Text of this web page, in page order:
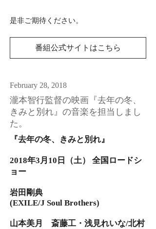
​是非ご期待ください。
番組公式サイトはこちら
February 28, 2018
瀧本智行監督の映画『去年の冬、
きみと別れ』の音楽を担当しまし
た。
『去年の冬、きみと別れ』​​
2018年3月10日（土） 全国ロードシ
ョー
岩田剛典
(EXILE/J Soul Brothers)
山本美月 斎藤工・浅見れいな/北村